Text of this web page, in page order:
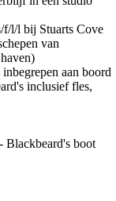
f/l/l bij Stuarts Cove
van
aan boord
inclusief fles,
Blackbeard's boot